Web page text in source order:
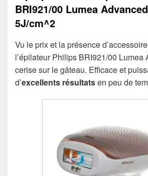
BRI921/00 Lumea
5J/cm^2
Vu le prix et la présence
l’épilateur Philips BRI921/00 Lumea
cerise sur le gâteau. Efficace et
d’excellents résultatsen peu de